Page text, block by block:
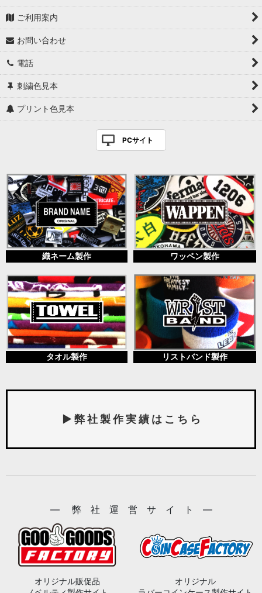
ご利用案内
お問い合わせ
電話
刺繍色見本
プリント色見本
PCサイト
織ネーム製作 ワッペン製作
タオル製作 リストバンド製作
▶ 弊 社 製 作 実 績 は こ ち ら
― 弊 社 運 営 サ イ ト ―
オリジナル販促品
オリジナル